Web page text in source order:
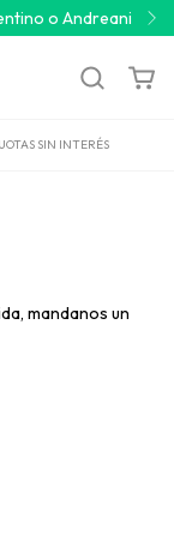
o Andreani
SIN INTERÉS
mandanos un